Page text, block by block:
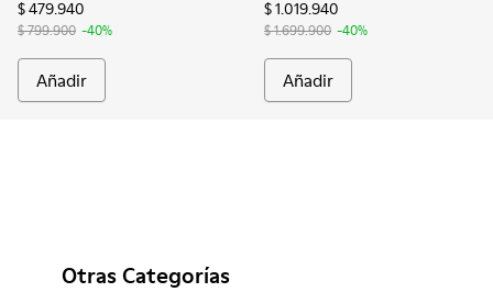
$ 479.940
$ 799.900 -40%
Añadir
$ 1.019.940
$ 1.699.900 -40%
Añadir
Otras Categorías